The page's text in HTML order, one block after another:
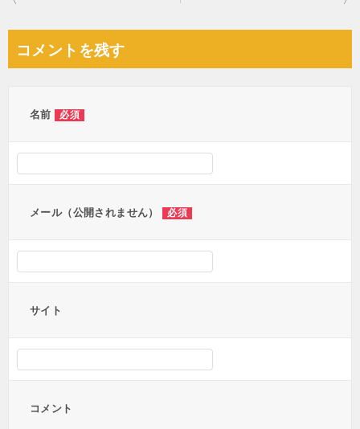
ビ
コメントを残す
名前 必須
メール（公開されません） 必須
サイト
コメント